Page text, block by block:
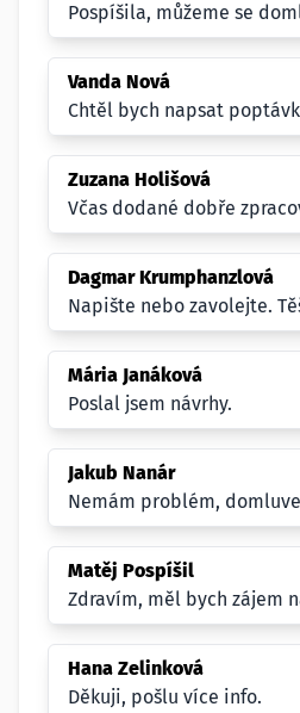
Pospíšila, můžeme se
Vanda Nová
Chtěl bych napsat
Zuzana Holišová
Včas dodané dobře
Dagmar Krumphanzlová
Napište nebo zavolejte.
Mária Janáková
Poslal jsem návrhy.
Jakub Nanár
Nemám problém,
Matěj Pospíšil
Zdravím, měl bych zájem
Hana Zelinková
Děkuji, pošlu více info.